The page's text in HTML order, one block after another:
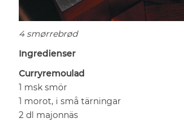
4 smørrebrød
Ingredienser
Curryremoulad
1 msk smör
1 morot, i små tärningar
2 dl majonnäs